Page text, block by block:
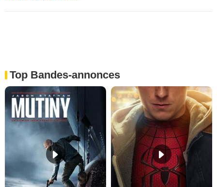
Top Bandes-annonces